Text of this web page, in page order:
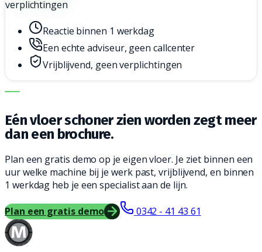
verplichtingen
Reactie binnen 1 werkdag
Een echte adviseur, geen callcenter
Vrijblijvend, geen verplichtingen
DE JUISTE MACHINE. DE BESTE SERVICE.
Eén vloer schoner zien worden zegt meer
dan een brochure.
Plan een gratis demo op je eigen vloer. Je ziet binnen een
uur welke machine bij je werk past, vrijblijvend, en binnen
1 werkdag heb je een specialist aan de lijn.
Plan een gratis demo 0342 - 41 43 61